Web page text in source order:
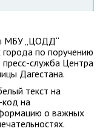
МБУ „ЦОДД“
города по поручению
служба Центра
Дагестана.
текст на
код на
о важных